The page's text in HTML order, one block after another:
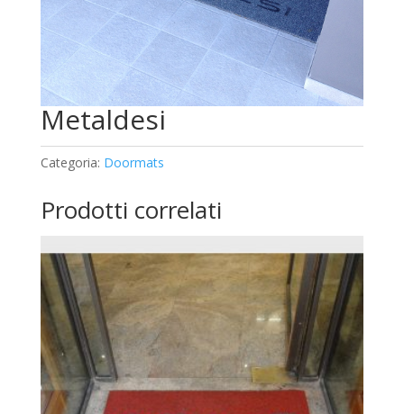
Metaldesi
Categoria: Doormats
Prodotti correlati